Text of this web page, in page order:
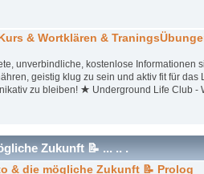
& Wortklären &
unverbindliche, kostenlose Informationen
geistig klug zu sein und aktiv fit für das
zu bleiben! ★ Underground Life Club -
Zukunft 📝 ... .. .
& die mögliche Zukunft 📝 Prolog